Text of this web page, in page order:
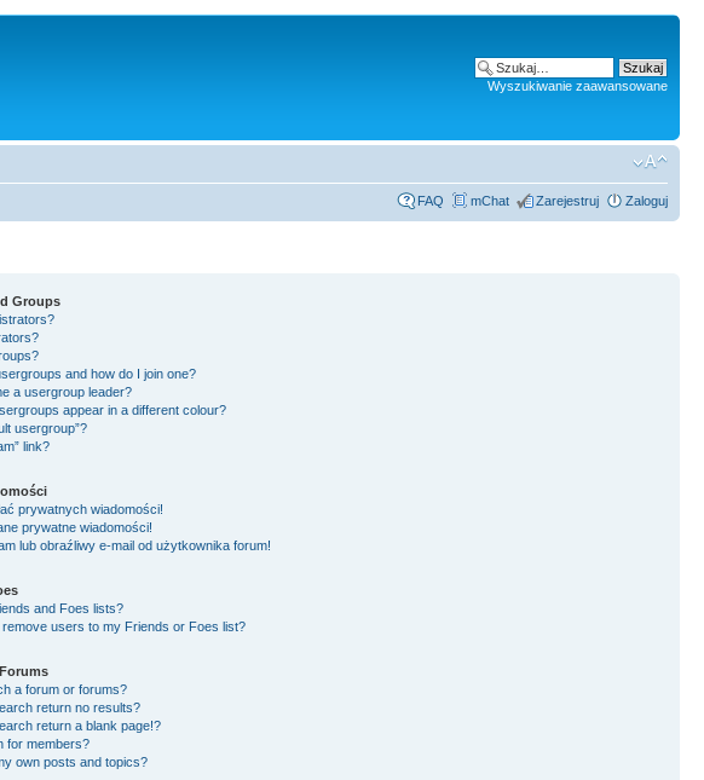
Wyszukiwanie zaawansowane
FAQ mChat Zarejestruj Zaloguj
Groups
and how do I join one?
a usergroup leader?
appear in a different colour?
usergroup”?
link?
prywatnych wiadomości!
prywatne wiadomości!
lub obraźliwy e-mail od użytkownika forum!
and Foes lists?
remove users to my Friends or Foes list?
a forum or forums?
return no results?
return a blank page!?
for members?
own posts and topics?